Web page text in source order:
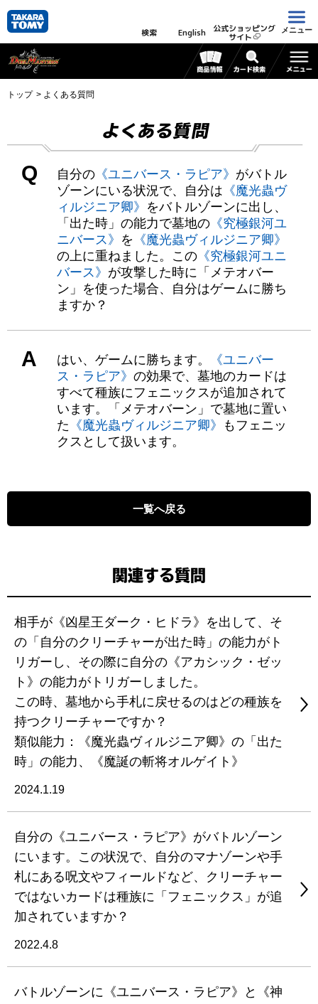
検索 English 公式ショッピング
サイト
メニュー
トップ よくある質問
よくある質問
Q 自分の 《ユニバース・ラピア》 がバトル
ゾーンにいる状況で、自分は 《魔光蟲ヴ
ィルジニア卿》 をバトルゾーンに出し、
「出た時」の能力で墓地の 《究極銀河ユ
ニバース》 を 《魔光蟲ヴィルジニア卿》
の上に重ねました。この 《究極銀河ユニ
バース》 が攻撃した時に「メテオバー
ン」を使った場合、自分はゲームに勝ち
ますか？
A はい、ゲームに勝ちます。
《ユニバー
ス・ラピア》 の効果で、墓地のカードは
すべて種族にフェニックスが追加されて
います。「メテオバーン」で墓地に置い
た 《魔光蟲ヴィルジニア卿》
もフェニッ
クスとして扱います。
一覧へ戻る
関連する質問
相手が《凶星王ダーク・ヒドラ》を出して、そ
の「自分のクリーチャーが出た時」の能力がト
リガーし、その際に自分の《アカシック・ゼッ
ト》の能力がトリガーしました。
この時、墓地から手札に戻せるのはどの種族を
持つクリーチャーですか？
類似能力：《魔光蟲ヴィルジニア卿》の「出た
時」の能力、《魔誕の斬将オルゲイト》
2024.1.19
自分の《ユニバース・ラピア》がバトルゾーン
にいます。この状況で、自分のマナゾーンや手
札にある呪文やフィールドなど、クリーチャー
ではないカードは種族に「フェニックス」が追
加されていますか？
2022.4.8
バトルゾーンに《ユニバース・ラピア》と《神